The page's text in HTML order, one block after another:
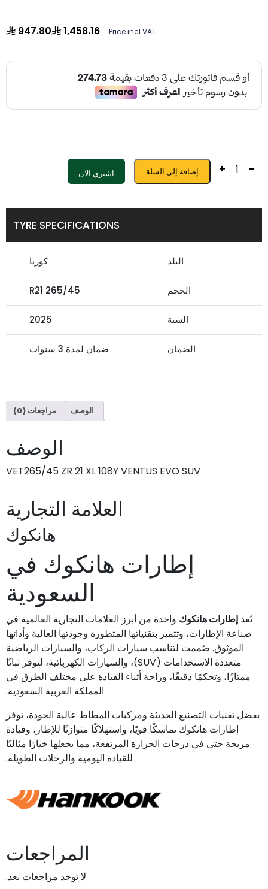
Price incl VAT:
1,458.16
947.80
-
+ إضافة إلى السلة اشتري الآن
TYRE SPECIFICATIONS
البلد كوريا
الحجم 265/45 R21
السنة 2025
الضمان ضمان لمدة 3 سنوات
الوصف مراجعات (0)
الوصف
VET265/45 ZR 21 XL 108Y VENTUS EVO SUV
العلامة التجارية
هانكوك
إطارات هانكوك في
السعودية
تُعد إطارات هانكوك واحدة من أبرز العلامات التجارية العالمية في
صناعة الإطارات، وتتميز بتقنياتها المتطورة وجودتها العالية وأدائها
الموثوق. صُممت لتناسب سيارات الركاب، والسيارات الرياضية
متعددة الاستخدامات (SUV)، والسيارات الكهربائية، لتوفر ثباتًا
ممتازًا، وتحكمًا دقيقًا، وراحة أثناء القيادة على مختلف الطرق في
المملكة العربية السعودية.
بفضل تقنيات التصنيع الحديثة ومركبات المطاط عالية الجودة، توفر
إطارات هانكوك تماسكًا قويًا، واستهلاكًا متوازنًا للإطار، وقيادة
مريحة حتى في درجات الحرارة المرتفعة، مما يجعلها خيارًا مثاليًا
للقيادة اليومية والرحلات الطويلة.
المراجعات
لا توجد مراجعات بعد.